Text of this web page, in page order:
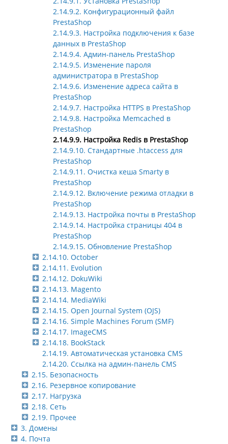
2.14.9.2. Конфигурационный файл
PrestaShop
2.14.9.3. Настройка подключения к базе
данных в PrestaShop
2.14.9.4. Админ-панель PrestaShop
2.14.9.5. Изменение пароля
администратора в PrestaShop
2.14.9.6. Изменение адреса сайта в
PrestaShop
2.14.9.7. Настройка HTTPS в PrestaShop
2.14.9.8. Настройка Memcached в
PrestaShop
2.14.9.9. Настройка Redis в PrestaShop
2.14.9.10. Стандартные .htaccess для
PrestaShop
2.14.9.11. Очистка кеша Smarty в
PrestaShop
2.14.9.12. Включение режима отладки в
PrestaShop
2.14.9.13. Настройка почты в PrestaShop
2.14.9.14. Настройка страницы 404 в
PrestaShop
2.14.9.15. Обновление PrestaShop
2.14.10. October
2.14.11. Evolution
2.14.12. DokuWiki
2.14.13. Magento
2.14.14. MediaWiki
2.14.15. Open Journal System (OJS)
2.14.16. Simple Machines Forum (SMF)
2.14.17. ImageCMS
2.14.18. BookStack
2.14.19. Автоматическая установка CMS
2.14.20. Ссылка на админ-панель CMS
2.15. Безопасность
2.16. Резервное копирование
2.17. Нагрузка
2.18. Сеть
2.19. Прочее
3. Домены
4. Почта